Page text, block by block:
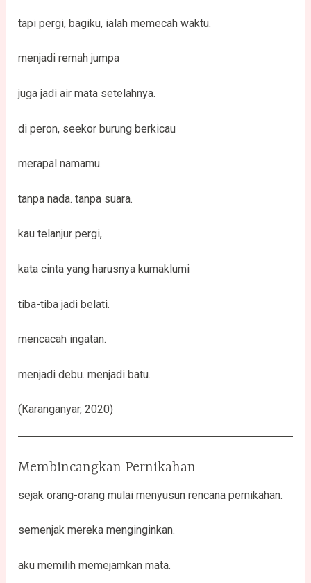
tapi pergi, bagiku, ialah memecah waktu.
menjadi remah jumpa
juga jadi air mata setelahnya.
di peron, seekor burung berkicau
merapal namamu.
tanpa nada. tanpa suara.
kau telanjur pergi,
kata cinta yang harusnya kumaklumi
tiba-tiba jadi belati.
mencacah ingatan.
menjadi debu. menjadi batu.
(Karanganyar, 2020)
Membincangkan Pernikahan
sejak orang-orang mulai menyusun rencana pernikahan.
semenjak mereka menginginkan.
aku memilih memejamkan mata.